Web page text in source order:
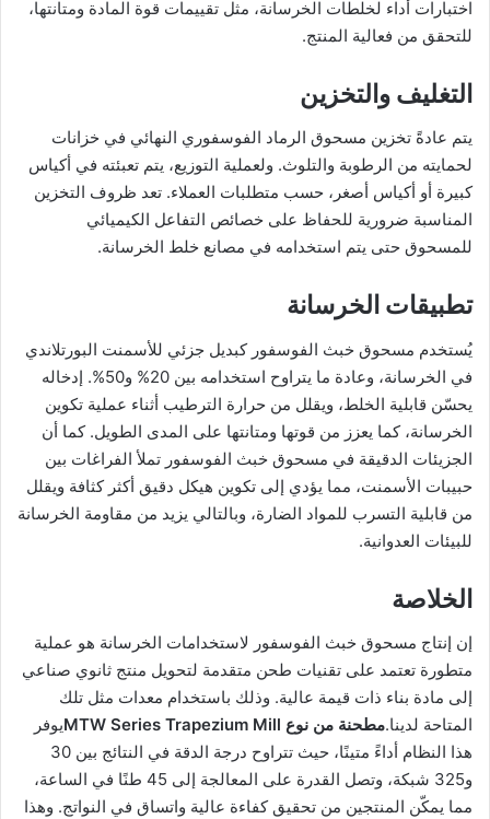
اختبارات أداء لخلطات الخرسانة، مثل تقييمات قوة المادة ومتانتها،
للتحقق من فعالية المنتج.
التغليف والتخزين
يتم عادةً تخزين مسحوق الرماد الفوسفوري النهائي في خزانات
لحمايته من الرطوبة والتلوث. ولعملية التوزيع، يتم تعبئته في أكياس
كبيرة أو أكياس أصغر، حسب متطلبات العملاء. تعد ظروف التخزين
المناسبة ضرورية للحفاظ على خصائص التفاعل الكيميائي
للمسحوق حتى يتم استخدامه في مصانع خلط الخرسانة.
تطبيقات الخرسانة
يُستخدم مسحوق خبث الفوسفور كبديل جزئي للأسمنت البورتلاندي
في الخرسانة، وعادة ما يتراوح استخدامه بين 20% و50%. إدخاله
يحسّن قابلية الخلط، ويقلل من حرارة الترطيب أثناء عملية تكوين
الخرسانة، كما يعزز من قوتها ومتانتها على المدى الطويل. كما أن
الجزيئات الدقيقة في مسحوق خبث الفوسفور تملأ الفراغات بين
حبيبات الأسمنت، مما يؤدي إلى تكوين هيكل دقيق أكثر كثافة ويقلل
من قابلية التسرب للمواد الضارة، وبالتالي يزيد من مقاومة الخرسانة
للبيئات العدوانية.
الخلاصة
إن إنتاج مسحوق خبث الفوسفور لاستخدامات الخرسانة هو عملية
متطورة تعتمد على تقنيات طحن متقدمة لتحويل منتج ثانوي صناعي
إلى مادة بناء ذات قيمة عالية. وذلك باستخدام معدات مثل تلك
المتاحة لدينا.مطحنة من نوع MTW Series Trapezium Mill
يوفر
هذا النظام أداءً متينًا، حيث تتراوح درجة الدقة في النتائج بين 30
و325 شبكة، وتصل القدرة على المعالجة إلى 45 طنًا في الساعة،
مما يمكّن المنتجين من تحقيق كفاءة عالية واتساق في النواتج. وهذا